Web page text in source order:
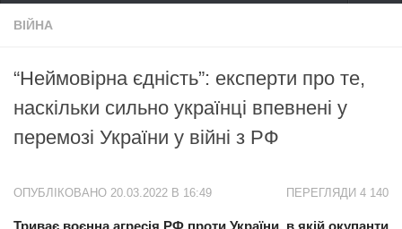
Україна
Дніпро
Львів
Івано-Франківськ
Донбас
ВІЙНА
“Неймовірна єдність”: експерти про те,
наскільки сильно українці впевнені у
перемозі України у війні з РФ
ПЕРЕГЛЯДИ 4 140
ОПУБЛІКОВАНО 20.03.2022 В 16:49
Триває воєнна агресія РФ проти України, в якій окупанти